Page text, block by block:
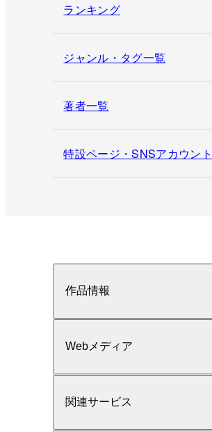
ランキング
ジャンル・タグ一覧
著者一覧
特設ページ・SNSアカウン
作品情報
Webメディア
関連サービス